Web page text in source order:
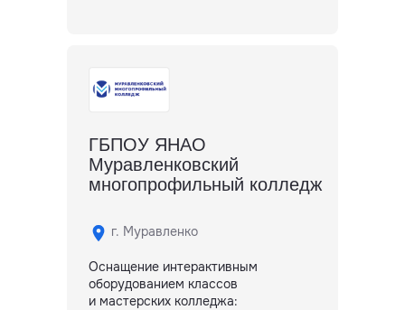
ГБПОУ ЯНАО
Муравленковский
многопрофильный колледж
г. Муравленко
Оснащение интерактивным
оборудованием классов
и мастерских колледжа: